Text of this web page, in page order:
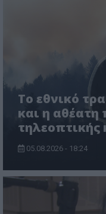
Το εθνικό
και η αθέατη
05.08.2026 - 18:24